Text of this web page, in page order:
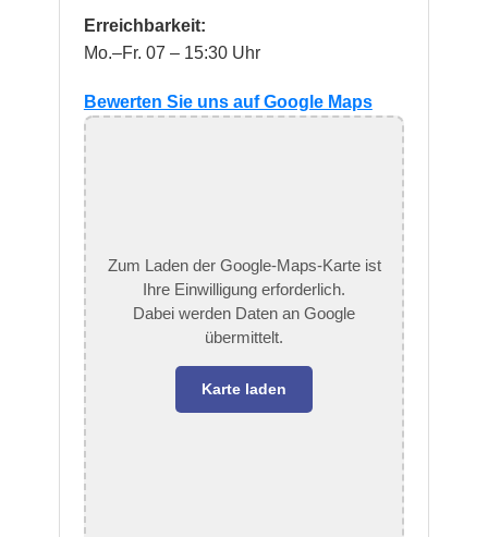
Erreichbarkeit:
Mo.–Fr. 07 – 15:30 Uhr
Bewerten Sie uns auf Google Maps
Zum Laden der Google-Maps-Karte ist
Ihre Einwilligung erforderlich.
Dabei werden Daten an Google
übermittelt.
Karte laden